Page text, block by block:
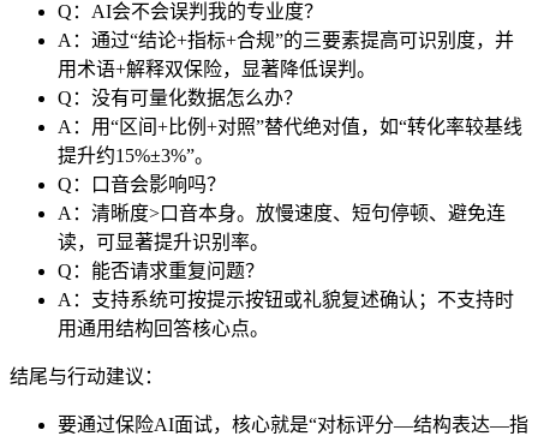
Q：AI会不会误判我的专业度？
A：通过“结论+指标+合规”的三要素提高可识别度，并
用术语+解释双保险，显著降低误判。
Q：没有可量化数据怎么办？
A：用“区间+比例+对照”替代绝对值，如“转化率较基线
提升约15%±3%”。
Q：口音会影响吗？
A：清晰度>口音本身。放慢速度、短句停顿、避免连
读，可显著提升识别率。
Q：能否请求重复问题？
A：支持系统可按提示按钮或礼貌复述确认；不支持时
用通用结构回答核心点。
结尾与行动建议：
要通过保险AI面试，核心就是“对标评分—结构表达—指